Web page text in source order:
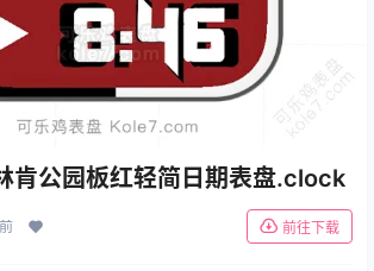
肯公园板红轻简日期表盘.clock
前往下载